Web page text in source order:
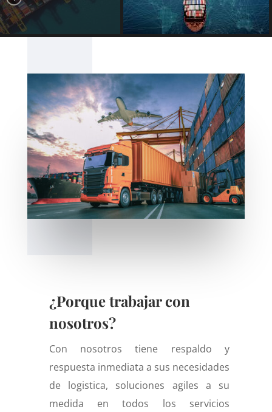
¿Porque trabajar con
nosotros?
Con nosotros tiene respaldo y
respuesta inmediata a sus necesidades
de logistica, soluciones agiles a su
medida en todos los servicios